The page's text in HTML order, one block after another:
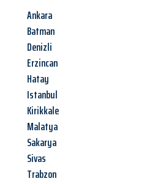
Ankara
Batman
Denizli
Erzincan
Hatay
Istanbul
Kirikkale
Malatya
Sakarya
Sivas
Trabzon